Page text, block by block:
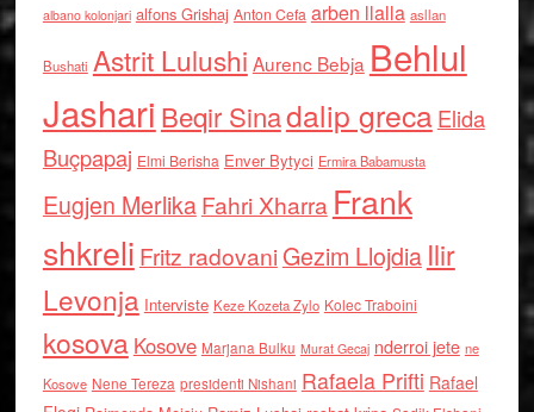
albano kolonjari alfons Grishaj Anton Cefa arben llalla asllan
Bushati Astrit Lulushi Aurenc Bebja Behlul
Jashari Beqir Sinadalip grecaElida
Buçpapaj Elmi Berisha Enver Bytyci Ermira Babamusta
Eugjen MerlikaFahri Xharra Frank
shkreli Fritz radovaniGezim Llojdia Ilir
Levonja Interviste Keze Kozeta Zylo Kolec Traboini
kosova Kosove Marjana Bulku Murat Gecaj nderroi jete ne
Kosove Nene Tereza presidenti Nishani Rafaela Prifti Rafael